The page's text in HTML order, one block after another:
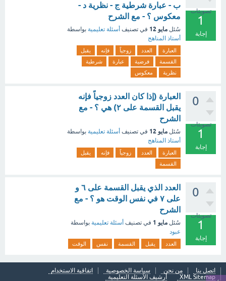
تصويتات
1
إجابة
ب - عبارة شرطية ج - نظرية د -
معكوس ؟ - مع الشرح
سُئل مايو 12 في تصنيف أسئلة تعليمية بواسطة
أستاذ المناهج
العبارة العدد زوجياً فإنه
يقبل
القسمة
فرضية عبارة
شرطية
نظرية
معكوس
0
تصويتات
1
إجابة
العبارة (إذا كان العدد زوجياً فإنه
يقبل القسمة على ٢) هي ؟ - مع
الشرح
سُئل مايو 12 في تصنيف أسئلة تعليمية بواسطة
أستاذ المناهج
العبارة العدد زوجياً فإنه
يقبل
القسمة
0
تصويتات
1
إجابة
العدد الذي يقبل القسمة على ٦ و
على ٧ في نفس الوقت هو ؟ - مع
الشرح
سُئل مايو 1 في تصنيف أسئلة تعليمية بواسطة
عبود
العدد يقبل القسمة نفس الوقت
اتصل بنا من نحن سياسة الخصوصية
اتفاقية الاستخدام
XML Sitemap
أرشيف الأسئلة التعليمية